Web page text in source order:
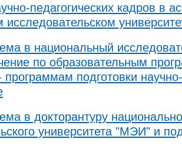
педагогических кадров в
исследовательском
в национальный
по образовательным
подготовки
в докторантуру
университета "МЭИ" и